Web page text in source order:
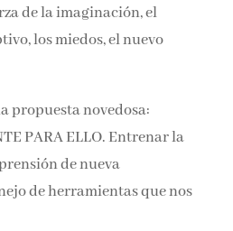
la naturaleza de la
de la imaginación, el
los miedos, el nuevo
propuesta novedosa:
PARA ELLO. Entrenar
de nueva
de herramientas que